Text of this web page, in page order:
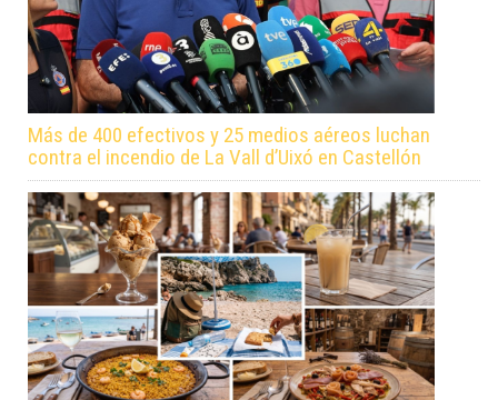
Más de 400 efectivos y 25 medios aéreos luchan
contra el incendio de La Vall d’Uixó en Castellón